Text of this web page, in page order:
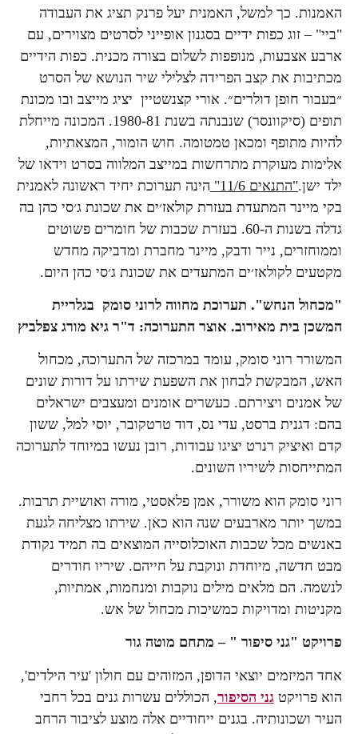
האמנות. כך למשל, האמנית יעל פרנק תציג את העבודה
"ביי" – זוג כפות ידיים בסגנון אופייני לסרטים מצוירים, עם
ארבע אצבעות, מנופפות לשלום בצורה מכנית. כפות הידיים
מכתיבות את קצב הפרידה לצלילי שיר הנושא של הסרט
״בעבור חופן דולרים״. אורי קצנשטיין יציג מייצב ובו מכונת
תופים (סיקוונסר) שנבנתה בשנת 1980-81. המכונה מייחלת
להיות מתופף ומכאן טמטומה. חוש הומור, המצאתיות,
אלימות מעוקרת מתרחשות במייצב המלווה בסרט וידאו של
ילד ישן."התנאים 11/6"
הינה תערוכת יחיד ראשונה לאמנית
בקי מיינר המתעדת בעזרת קולאז׳ים את שכונת ג׳סי כהן בה
גדלה בשנות ה-60. בעזרת שכבות של חומרים פשוטים
וממוחזרים, נייר ודבק, מיינר מחברת ומדביקה מחדש
מקטעים לקולאז׳ים המתעדים את שכונת ג׳סי כהן היום.
"מכחול הנחש". תערוכת מחווה לרוני סומק בגלריית
המשכן בית מאירוב. אוצר התערוכה: ד"ר גיא מורג צפלביץ
המשורר רוני סומק, עומד במרכזה של התערוכה, מכחול
האש, המבקשת לבחון את השפעת שירתו על דורות שונים
של אמנים ויצירתם. כעשרים אומנים ומעצבים ישראלים
בהם: דגנית ברסט, עדי נס, דוד טרטקובר, יוסי למל, ששון
קדם ואיציק רנרט יציגו עבודות, רובן נעשו במיוחד לתערוכה
המתייחסות לשיריו השונים.
רוני סומק הוא משורר, אמן פלאסטי, מורה ואושיית תרבות.
במשך יותר מארבעים שנה הוא כאן. שירתו מצליחה לגעת
באנשים מכל שכבות האוכלוסייה המוצאים בה תמיד נקודת
מבט חדשה, מיוחדת ונוקבת על חייהם. שיריו חודרים
לנשמה. הם מלאים מילים נוקבות ומנחמות, אמתיות,
מקניטות ומדויקות כמשיכות מכחול של אש.
פרויקט "גני סיפור " – מתחם מוטה גור
אחד המיזמים יוצאי הדופן, המזוהים עם חולון 'עיר הילדים',
הוא פרויקט גני הסיפור, הכוללים עשרות גנים בכל רחבי
העיר ושכונותיה. בגנים ייחודיים אלה מוצע לציבור הרחב